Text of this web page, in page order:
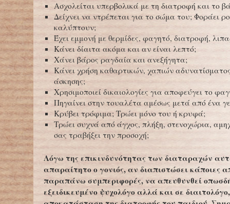
Ασχολείται υπερβολικά με τη διατροφή και το
Δείχνει να ντρέπεται για το σώμα του; Φοράει
καλύπτουν;
Έχει εμμονή με θερμίδες, φαγητό, διατροφή,
Κάνει δίαιτα ακόμα και αν είναι λεπτό;
Χάνει βάρος ραγδαία και ανεξήγητα;
Κάνει χρήση καθαρτικών, χαπιών
άσκησης;
Χρησιμοποιεί δικαιολογίες για αποφεύγει το
Πηγαίνει στην τουαλέτα αμέσως μετά από ένα
Κρύβει τρόφιμα; Τρώει μόνο του ή κρυφά;
Τρώει συχνά από άγχος, πλήξη, στενοχώρια,
σας τραβήξει την προσοχή;
Λόγω της επικινδυνότητας των διαταραχών
απαραίτητο ο γονιός, αν διαπιστώσει κάποιες
παραπάνω συμπεριφορές, να απευθυνθεί
εξειδικευμένο ψυχολόγο αλλά και σε